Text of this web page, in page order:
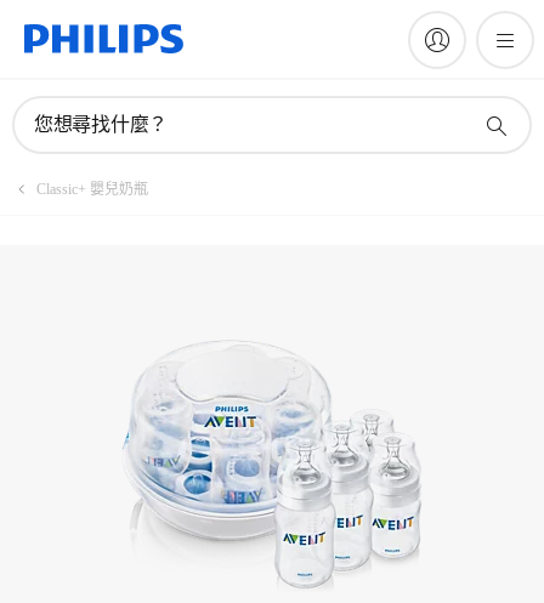
您想尋找什麼？
Classic+ 嬰兒奶瓶
註冊產品